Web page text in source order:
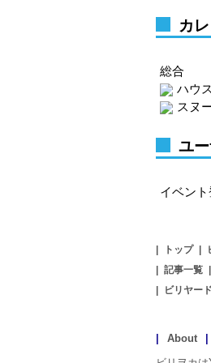
カ
総合
ハウ
スヌ
ユ
イベン
トップ
記事一覧
ビリヤー
About